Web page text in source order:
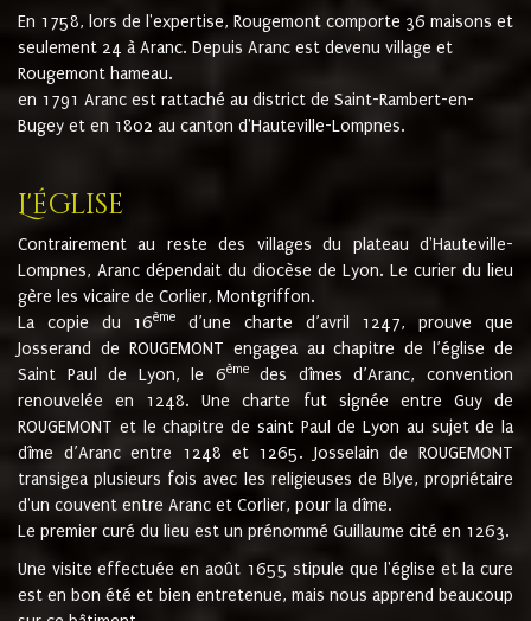
En 1758, lors de l'expertise, Rougemont comporte 36 maisons et
seulement 24 à Aranc. Depuis Aranc est devenu village et
Rougemont hameau.
en 1791 Aranc est rattaché au district de Saint-Rambert-en-
Bugey et en 1802 au canton d'Hauteville-Lompnes.
L'église
Contrairement au reste des villages du plateau d'Hauteville-
Lompnes, Aranc dépendait du diocèse de Lyon. Le curier du lieu
gère les vicaire de Corlier, Montgriffon.
La copie du 16ème
d’une charte d’avril 1247, prouve que
Josserand de ROUGEMONT engagea au chapitre de l’église de
Saint Paul de Lyon, le 6èmedes dîmes d’Aranc, convention
renouvelée en 1248. Une charte fut signée entre Guy de
ROUGEMONT et le chapitre de saint Paul de Lyon au sujet de la
dîme d’Aranc entre 1248 et 1265. Josselain de ROUGEMONT
transigea plusieurs fois avec les religieuses de Blye, propriétaire
d'un couvent entre Aranc et Corlier, pour la dîme.
Le premier curé du lieu est un prénommé Guillaume cité en 1263.
Une visite effectuée en août 1655 stipule que l'église et la cure
est en bon été et bien entretenue, mais nous apprend beaucoup